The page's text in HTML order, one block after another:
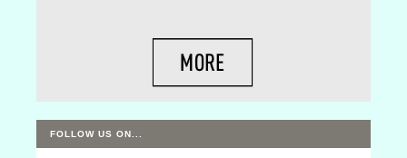
FOLLOW US ON...